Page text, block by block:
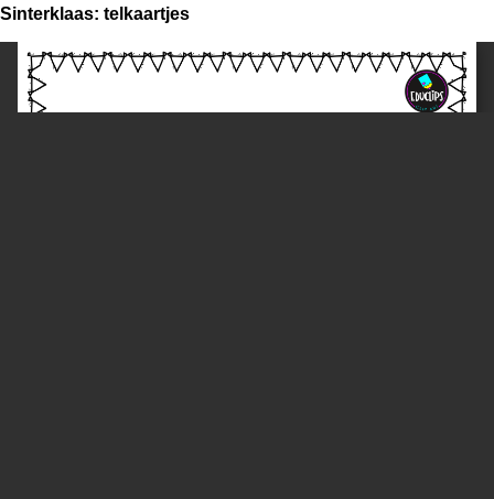
Sinterklaas: telkaartjes